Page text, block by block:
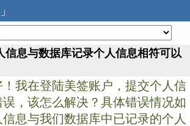
信息与数据库记录个人信息相符可以
我在登陆美签账户，提交个人信
，该怎么解决？具体错误情况如
息与我们数据库中已记录的个人